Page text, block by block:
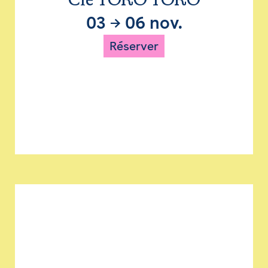
03 → 06 nov.
Réserver